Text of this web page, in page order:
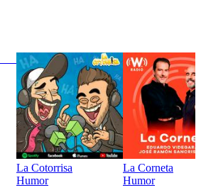
La Cotorrisa
Humor
La Corneta
Humor